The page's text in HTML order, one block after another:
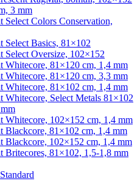
3 mm
Select Colors Conservation,
Select Basics, 81×102
Select Oversize, 102×152
Whitecore, 81×120 cm, 1,4 mm
Whitecore, 81×120 cm, 3,3 mm
Whitecore, 81×102 cm, 1,4 mm
Whitecore, Select Metals 81×102
Whitecore, 102×152 cm, 1,4 mm
Blackcore, 81×102 cm, 1,4 mm
Blackcore, 102×152 cm, 1,4 mm
Britecores, 81×102, 1,5-1,8 mm